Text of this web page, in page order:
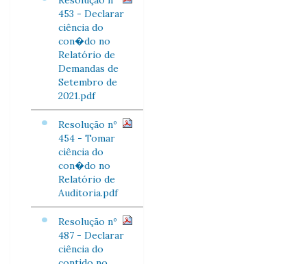
453 - Declarar
ciência do
con�do no
Relatório de
Demandas de
Setembro de
2021.pdf
Resolução nº
454 - Tomar
ciência do
con�do no
Relatório de
Auditoria.pdf
Resolução nº
487 - Declarar
ciência do